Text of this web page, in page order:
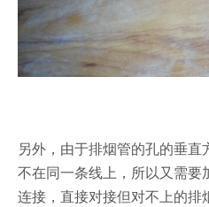
另外，由于排烟管的孔的垂
不在同一条线上，所以又需
连接，直接对接但对不上的排